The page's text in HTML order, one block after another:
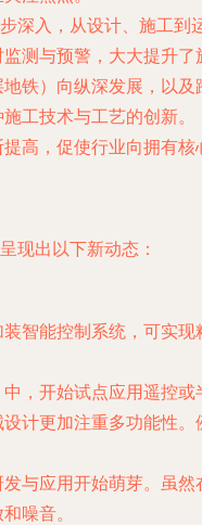
深入，从设计、施工
测与预警，大大提升了
铁）向纵深发展，以
工技术与工艺的创新。
高，促使行业向拥有
现出以下新动态：
智能控制系统，可实
，开始试点应用遥控
计更加注重多功能性
与应用开始萌芽。虽
噪音。